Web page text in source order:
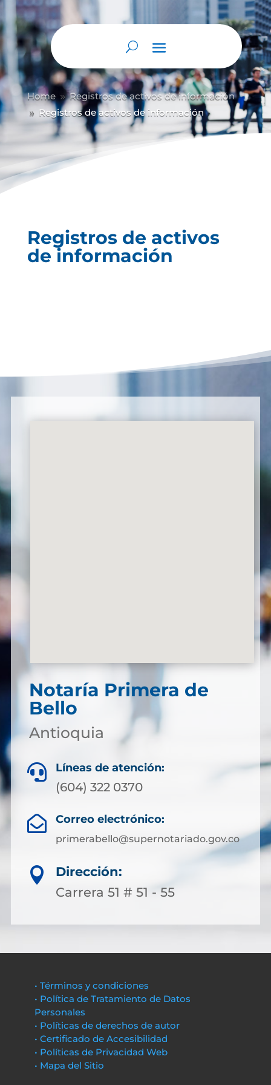
Abrir barra de herramientas
Home 9 Registros de activos de información
9 Registros de activos de información
Registros de activos
de información
Notaría Primera de
Bello
Antioquia
 Líneas de atención:
(604) 322 0370
 Correo electrónico:
primerabello@supernotariado.gov.co

Dirección:
Carrera 51 # 51 - 55
• Términos y condiciones
• Política de Tratamiento de Datos
Personales
• Políticas de derechos de autor
• Certificado de Accesibilidad
• Políticas de Privacidad Web
• Mapa del Sitio